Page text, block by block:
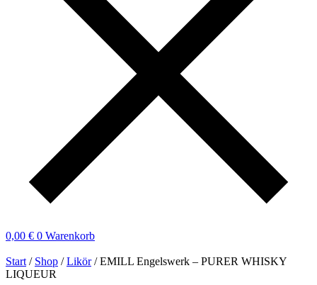
0,00 € 0 Warenkorb
Start / Shop /Likör/ EMILL Engelswerk – PURER WHISKY
LIQUEUR